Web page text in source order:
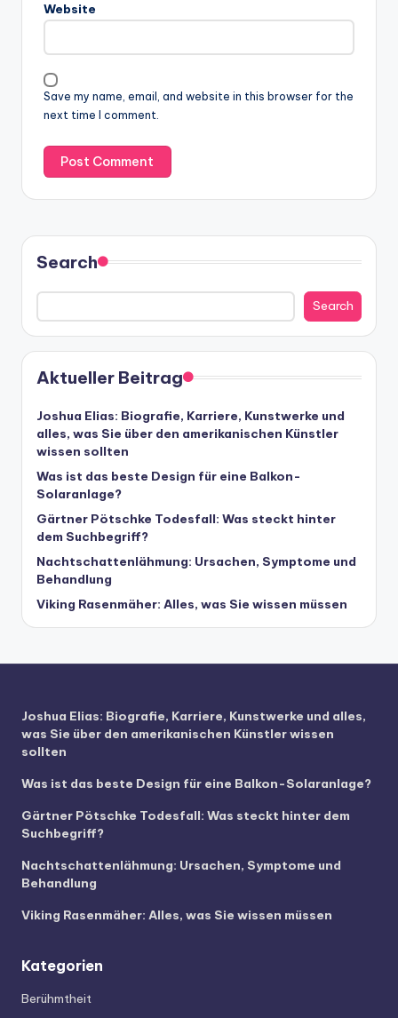
Website
Save my name, email, and website in this browser for the
next time I comment.
Search
Search
Aktueller Beitrag
Joshua Elias: Biografie, Karriere, Kunstwerke und
alles, was Sie über den amerikanischen Künstler
wissen sollten
Was ist das beste Design für eine Balkon-
Solaranlage?
Gärtner Pötschke Todesfall: Was steckt hinter
dem Suchbegriff?
Nachtschattenlähmung: Ursachen, Symptome und
Behandlung
Viking Rasenmäher: Alles, was Sie wissen müssen
Joshua Elias: Biografie, Karriere, Kunstwerke und alles,
was Sie über den amerikanischen Künstler wissen
sollten
Was ist das beste Design für eine Balkon-Solaranlage?
Gärtner Pötschke Todesfall: Was steckt hinter dem
Suchbegriff?
Nachtschattenlähmung: Ursachen, Symptome und
Behandlung
Viking Rasenmäher: Alles, was Sie wissen müssen
Kategorien
Berühmtheit